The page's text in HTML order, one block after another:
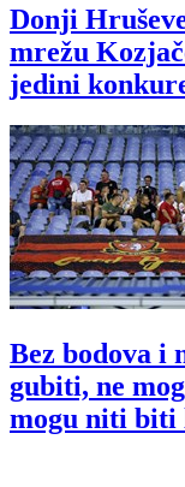
Donji
mrežu
jedini
Bez bodova
gubiti, ne
mogu niti biti